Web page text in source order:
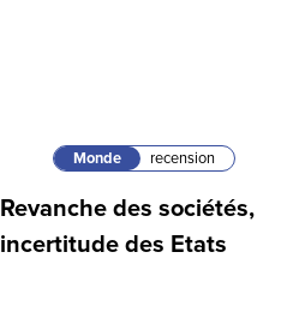
Monde recension
Revanche des sociétés,
incertitude des Etats